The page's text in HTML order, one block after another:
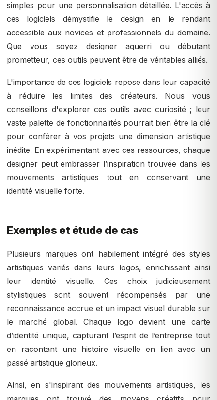
simples pour une personnalisation détaillée. L'accès à
ces logiciels démystifie le design en le rendant
accessible aux novices et professionnels du domaine.
Que vous soyez designer aguerri ou débutant
prometteur, ces outils peuvent être de véritables alliés.
L'importance de ces logiciels repose dans leur capacité
à réduire les limites des créateurs. Nous vous
conseillons d'explorer ces outils avec curiosité ; leur
vaste palette de fonctionnalités pourrait bien être la clé
pour conférer à vos projets une dimension artistique
inédite. En expérimentant avec ces ressources, chaque
designer peut embrasser l’inspiration trouvée dans les
mouvements artistiques tout en conservant une
identité visuelle forte.
Exemples et étude de cas
Plusieurs marques ont habilement intégré des styles
artistiques variés dans leurs logos, enrichissant ainsi
leur identité visuelle. Ces choix judicieusement
stylistiques sont souvent récompensés par une
reconnaissance accrue et un impact visuel durable sur
le marché global. Chaque logo devient une carte
d’identité unique, capturant l’esprit de l’entreprise tout
en racontant une histoire visuelle en lien avec un
passé artistique glorieux.
Ainsi, en s'inspirant des mouvements artistiques, les